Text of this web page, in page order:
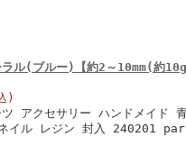
ラル(ブルー)【約2～10mm(約
)
ツ アクセサリー ハンドメイド
イル レジン 封入 240201